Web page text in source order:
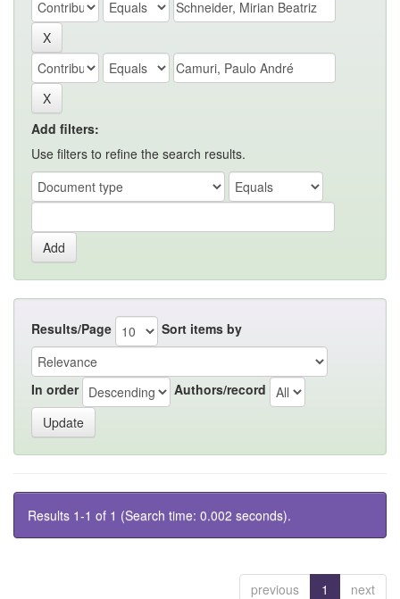
Add filters:
Use filters to refine the search results.
Results/Page Sort items by
In order Authors/record
Results 1-1 of 1 (Search time: 0.002 seconds).
previous 1 next